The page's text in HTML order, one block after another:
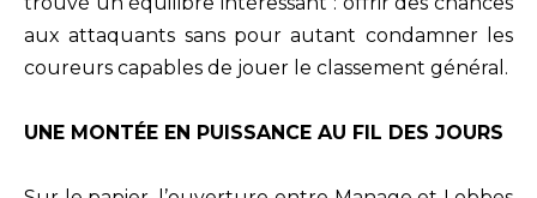
aux attaquants sans pour autant condamner les
coureurs capables de jouer le classement général.
UNE MONTÉE EN PUISSANCE AU FIL DES JOURS